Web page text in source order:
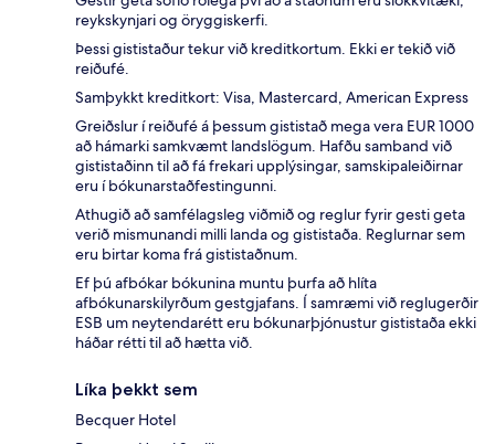
reykskynjari og öryggiskerfi.
Þessi gististaður tekur við kreditkortum. Ekki er tekið við
reiðufé.
Samþykkt kreditkort: Visa, Mastercard, American Express
Greiðslur í reiðufé á þessum gististað mega vera EUR 1000
að hámarki samkvæmt landslögum. Hafðu samband við
gististaðinn til að fá frekari upplýsingar, samskipaleiðirnar
eru í bókunarstaðfestingunni.
Athugið að samfélagsleg viðmið og reglur fyrir gesti geta
verið mismunandi milli landa og gististaða. Reglurnar sem
eru birtar koma frá gististaðnum.
Ef þú afbókar bókunina muntu þurfa að hlíta
afbókunarskilyrðum gestgjafans. Í samræmi við reglugerðir
ESB um neytendarétt eru bókunarþjónustur gististaða ekki
háðar rétti til að hætta við.
Líka þekkt sem
Becquer Hotel